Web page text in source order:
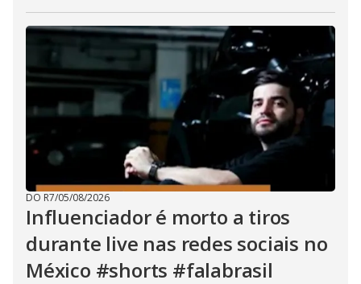
DO R7/05/08/2026
Influenciador é morto a tiros
durante live nas redes sociais no
México #shorts #falabrasil